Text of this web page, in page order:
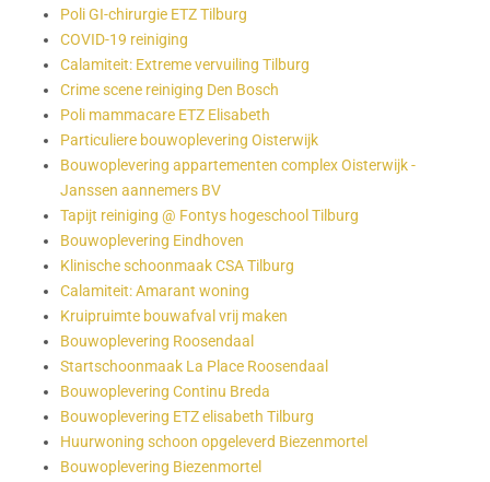
Poli GI-chirurgie ETZ Tilburg
COVID-19 reiniging
Calamiteit: Extreme vervuiling Tilburg
Crime scene reiniging Den Bosch
Poli mammacare ETZ Elisabeth
Particuliere bouwoplevering Oisterwijk
Bouwoplevering appartementen complex Oisterwijk -
Janssen aannemers BV
Tapijt reiniging @ Fontys hogeschool Tilburg
Bouwoplevering Eindhoven
Klinische schoonmaak CSA Tilburg
Calamiteit: Amarant woning
Kruipruimte bouwafval vrij maken
Bouwoplevering Roosendaal
Startschoonmaak La Place Roosendaal
Bouwoplevering Continu Breda
Bouwoplevering ETZ elisabeth Tilburg
Huurwoning schoon opgeleverd Biezenmortel
Bouwoplevering Biezenmortel